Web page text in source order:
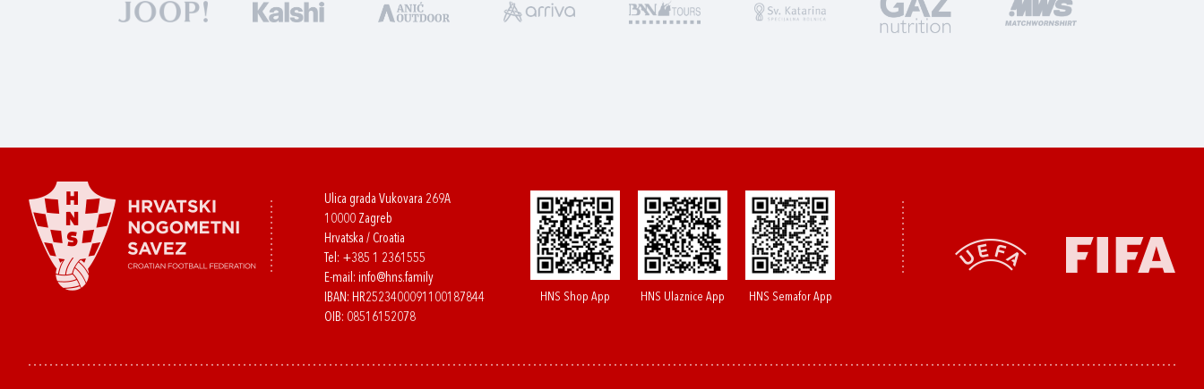
Ulica grada Vukovara 269A
10000 Zagreb
Hrvatska / Croatia
Tel: +385 1 2361555
E-mail: info@hns.family
IBAN: HR2523400091100187844
OIB: 08516152078
HNS Shop App HNS Ulaznice App HNS Semafor App